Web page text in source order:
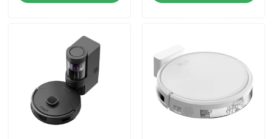
Au sujet de nous
Visite d'usine